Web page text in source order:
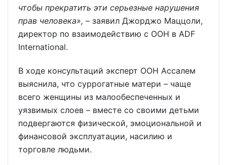
чтобы прекратить эти серьезные нарушения
прав человека», – заявил Джорджо Маццоли,
директор по взаимодействию с ООН в ADF
International.
В ходе консультаций эксперт ООН Ассалем
выяснила, что суррогатные матери – чаще
всего женщины из малообеспеченных и
уязвимых слоев – вместе со своими детьми
подвергаются физической, эмоциональной и
финансовой эксплуатации, насилию и
торговле людьми.